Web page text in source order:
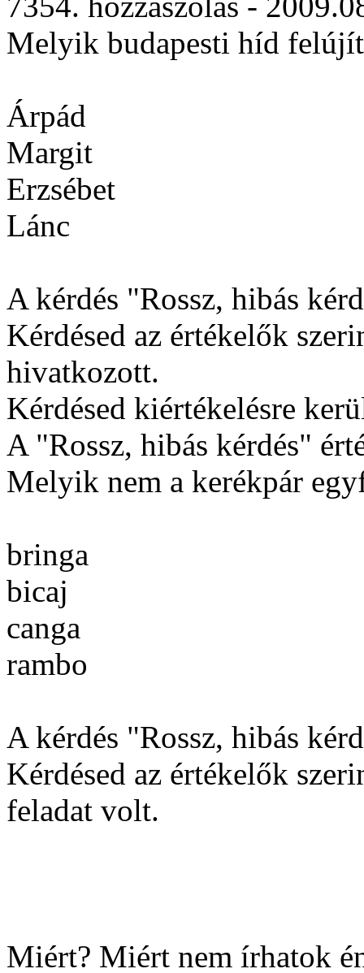
Melyik budapesti híd
Árpád
Margit
Erzsébet
Lánc
A kérdés "Rossz, hibás
Kérdésed az értékelők
hivatkozott.
Kérdésed kiértékelésre
A "Rossz, hibás kérdés"
Melyik nem a kerékpár
bringa
bicaj
canga
rambo
A kérdés "Rossz, hibás
Kérdésed az értékelők
feladat volt.
Miért? Miért nem írhatok